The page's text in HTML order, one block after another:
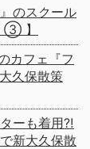
のスクール
③ 】
カフェ『フ
久保散策
ーも着用⁈
新大久保散